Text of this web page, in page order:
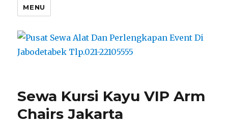
MENU
Sewa Kursi Kayu VIP Arm
Chairs Jakarta